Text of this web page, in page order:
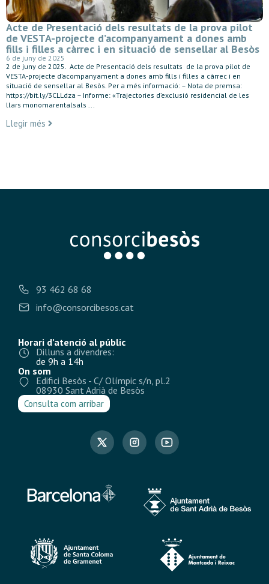
Acte de Presentació dels resultats de la prova pilot
de VESTA-projecte d’acompanyament a dones amb
fills i filles a càrrec i en situació de sensellar al Besòs
6 de juny de 2025
2 de juny de 2025. Acte de Presentació dels resultats de la prova pilot de
VESTA-projecte d’acompanyament a dones amb fills i filles a càrrec i en
situació de sensellar al Besòs. Per a més informació: – Nota de premsa:
https://bit.ly/3CLLdza – Informe: «Trajectories d’exclusió residencial de les
llars monomarentalsals ...
Llegir més
93 462 68 68
info@consorcibesos.cat
Horari d’atenció al públic
Dilluns a divendres:
de 9h a 14h
On som
Edifici Besòs - C/ Olímpic s/n, pl.2
08930 Sant Adrià de Besòs
Consulta com arribar